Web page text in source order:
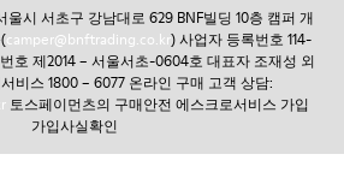
시 서초구 강남대로 629 BNF빌딩 10층 캠퍼 개
camper@bnftrading.co.kr) 사업자 등록번호 114-
호 제2014 – 서울서초-0604호 대표자 조재성 외
비스 1800 – 6077 온라인 구매 고객 상담:
토스페이먼츠의 구매안전 에스크로서비스 가입
가입사실확인